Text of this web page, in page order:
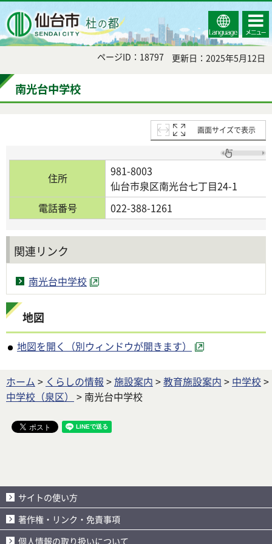
Select
Language
コンテ
ンツメ
ニュー
ページID：18797 更新日：2025年5月12日
南光台中学校
画面サイズで表示
住所
981-8003
仙台市泉区南光台七丁目24-1
電話番号
022-388-1261
関連リンク
南光台中学校
地図
地図を開く（別ウィンドウが開きます）
ホーム > くらしの情報 >施設案内 >教育施設案内 > 中学校>
中学校（泉区）
> 南光台中学校
サイトの使い方
著作権・リンク・免責事項
個人情報の取り扱いについて